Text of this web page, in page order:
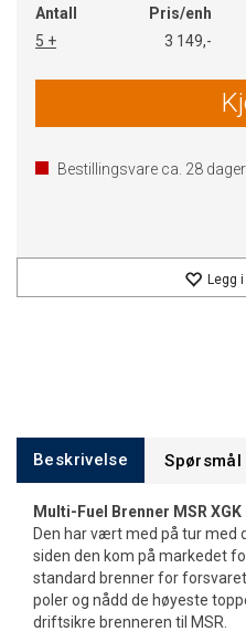
Antall
Pris/enh
5 +
3 149,-
Bestillingsvare ca. 28
Legg
Beskrivelse Spørsmål
Multi-Fuel Brenner MSR XGK
Den har vært med på tur
siden den kom på markedet
standard brenner for
poler og nådd de høyeste
driftsikre brenneren til MSR.